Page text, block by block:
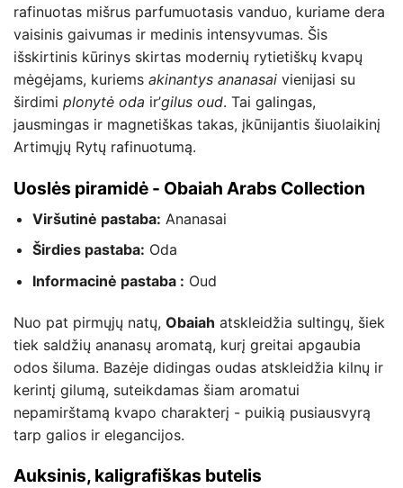
rafinuotas mišrus parfumuotasis vanduo, kuriame dera
vaisinis gaivumas ir medinis intensyvumas. Šis
išskirtinis kūrinys skirtas modernių rytietiškų kvapų
mėgėjams, kuriems akinantys ananasai vienijasi su
širdimi plonytė oda ir’gilus oud. Tai galingas,
jausmingas ir magnetiškas takas, įkūnijantis šiuolaikinį
Artimųjų Rytų rafinuotumą.
Uoslės piramidė - Obaiah Arabs Collection
Viršutinė pastaba: Ananasai
Širdies pastaba: Oda
Informacinė pastaba : Oud
Nuo pat pirmųjų natų, Obaiah atskleidžia sultingų, šiek
tiek saldžių ananasų aromatą, kurį greitai apgaubia
odos šiluma. Bazėje didingas oudas atskleidžia kilnų ir
kerintį gilumą, suteikdamas šiam aromatui
nepamirštamą kvapo charakterį - puikią pusiausvyrą
tarp galios ir elegancijos.
Auksinis, kaligrafiškas butelis